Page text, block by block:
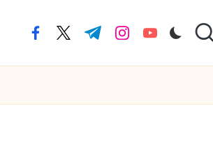
facebook.com
twitter.com
t.me instagram.com
youtube.com